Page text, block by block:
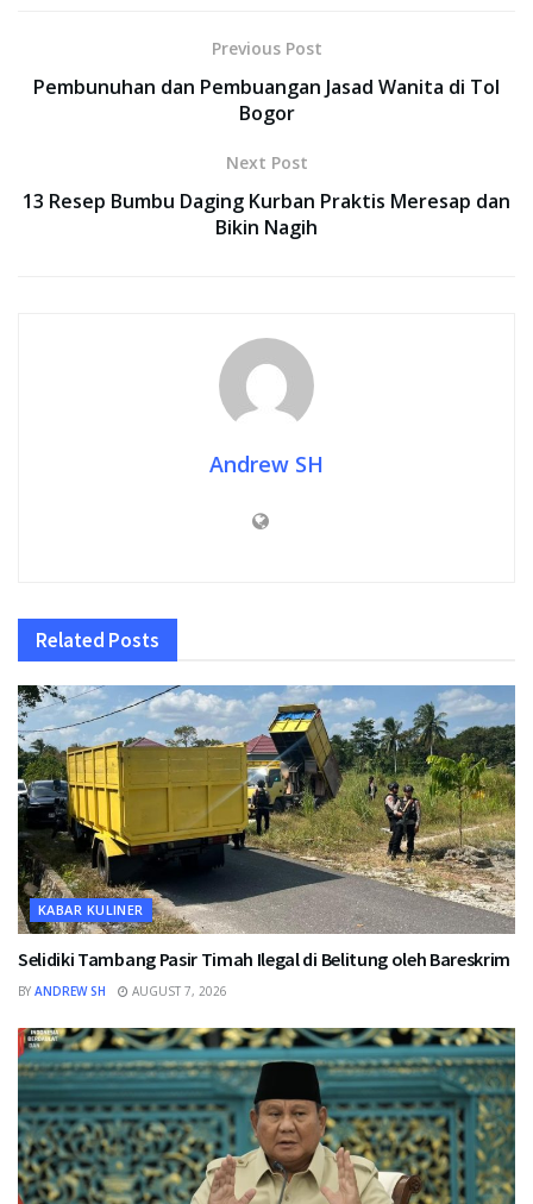
Previous Post
Pembunuhan dan Pembuangan Jasad Wanita di Tol
Bogor
Next Post
13 Resep Bumbu Daging Kurban Praktis Meresap dan
Bikin Nagih
Andrew SH
Related Posts
KABAR KULINER
Selidiki Tambang Pasir Timah Ilegal di Belitung oleh Bareskrim
BY ANDREW SH AUGUST 7, 2026